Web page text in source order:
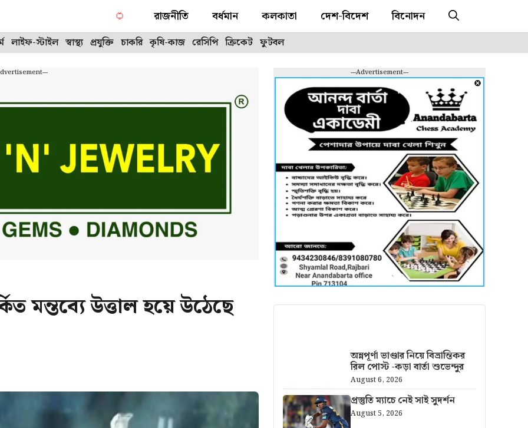
রাজনীতি বর্ধমান কলকাতা দেশ-বিদেশ বিনোদন
লাইফ-স্টাইল স্বাস্থ্য প্রযুক্তি চাকরি কৃষি-কাজ রেসিপি ক্রিকেট ফুটবল
মন্তব্যে উত্তাল হয়ে উঠেছে
---Advertisement---
অন্নপূর্ণা ভাণ্ডার নিয়ে বিভ্রান্তিকর
রিল পোস্ট -কড়া বার্তা শুভেন্দুর
August 6, 2026
প্রস্তুতি ম্যাচে নেই সাই সুদর্শন
August 5, 2026